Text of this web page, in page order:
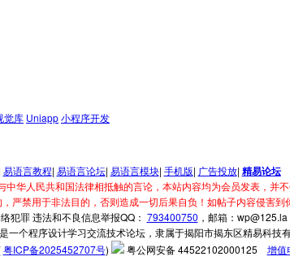
觉库 Uniapp小程序开发
易语言教程| 易语言论坛| 易语言模块| 手机版| 广告投放| 精易论坛
中华人民共和国法律相抵触的言论，本站内容均为会员发表，并
严禁用于非法目的，否则造成一切后果自负！如帖子内容侵害到
犯罪 违法和不良信息举报QQ： 793400750 ，邮箱：wp@125.la
一个程序设计学习交流技术论坛，隶属于揭阳市揭东区精易科技有
粤ICP备2025452707号) 粤公网安备 44522102000125 增值